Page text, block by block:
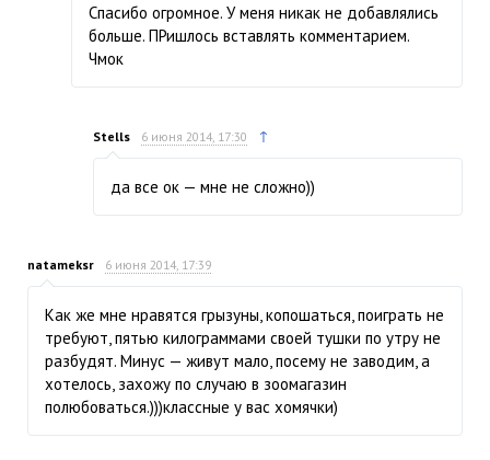
Спасибо огромное. У меня никак не добавлялись
больше. ПРишлось вставлять комментарием.
Чмок
Stells 6 июня 2014, 17:30 ↑
да все ок — мне не сложно))
natameksr 6 июня 2014, 17:39
Как же мне нравятся грызуны, копошаться, поиграть не
требуют, пятью килограммами своей тушки по утру не
разбудят. Минус — живут мало, посему не заводим, а
хотелось, захожу по случаю в зоомагазин
полюбоваться.)))классные у вас хомячки)